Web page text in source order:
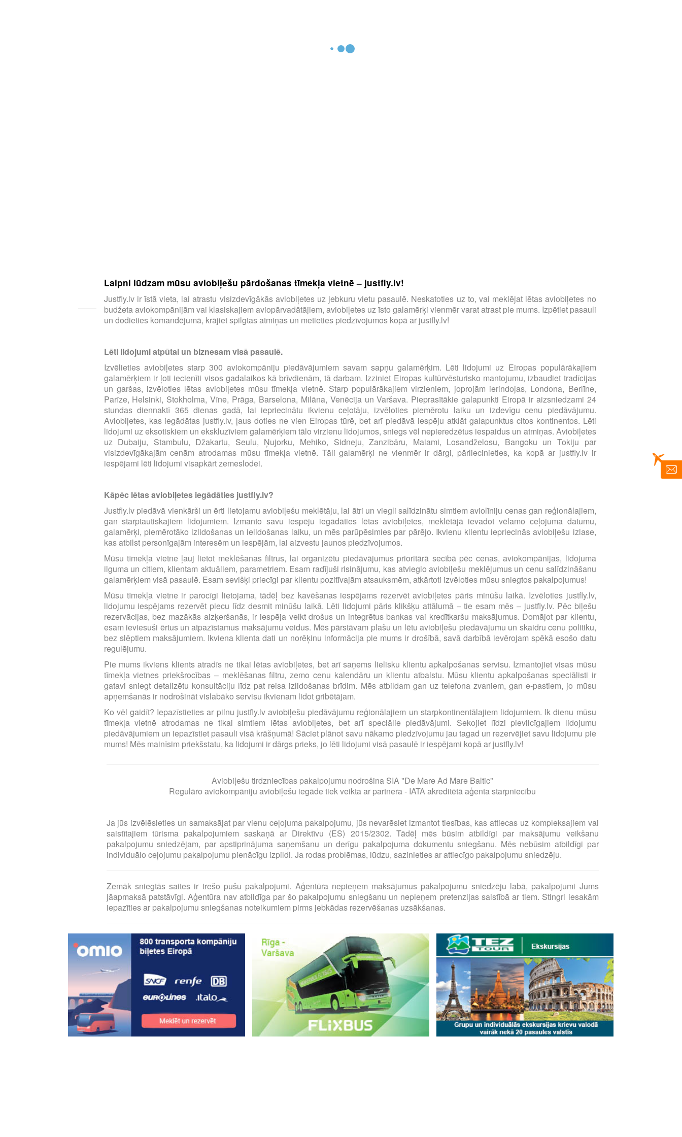
Laipni lūdzam mūsu aviobiļešu pārdošanas tīmekļa vietnē – justfly.lv!
Justfly.lv ir īstā vieta, lai atrastu visizdevīgākās aviobiļetes uz jebkuru vietu pasaulē. Neskatoties uz to, vai meklējat lētas aviobiļetes no
budžeta aviokompānijām vai klasiskajiem aviopārvadātājiem, aviobiļetes uz īsto galamērķi vienmēr varat atrast pie mums. Izpētiet pasauli
un dodieties komandējumā, krājiet spilgtas atmiņas un metieties piedzīvojumos kopā ar justfly.lv!
Lēti lidojumi atpūtai un biznesam visā pasaulē.
Izvēlieties aviobiļetes starp 300 aviokompāniju piedāvājumiem savam sapņu galamērķim. Lēti lidojumi uz Eiropas populārākajiem
galamērķiem ir ļoti iecienīti visos gadalaikos kā brīvdienām, tā darbam. Izziniet Eiropas kultūrvēsturisko mantojumu, izbaudiet tradīcijas
un garšas, izvēloties lētas aviobiļetes mūsu tīmekļa vietnē. Starp populārākajiem virzieniem, joprojām ierindojas, Londona, Berlīne,
Parīze, Helsinki, Stokholma, Vīne, Prāga, Barselona, Milāna, Venēcija un Varšava. Pieprasītākie galapunkti Eiropā ir aizsniedzami 24
stundas diennaktī 365 dienas gadā, lai iepriecinātu ikvienu ceļotāju, izvēloties piemērotu laiku un izdevīgu cenu piedāvājumu.
Aviobiļetes, kas iegādātas justfly.lv, ļaus doties ne vien Eiropas tūrē, bet arī piedāvā iespēju atklāt galapunktus citos kontinentos. Lēti
lidojumi uz eksotiskiem un ekskluzīviem galamērķiem tālo virzienu lidojumos, sniegs vēl nepieredzētus iespaidus un atmiņas. Aviobiļetes
uz Dubaiju, Stambulu, Džakartu, Seulu, Ņujorku, Mehiko, Sidneju, Zanzibāru, Maiami, Losandželosu, Bangoku un Tokiju par
visizdevīgākajām cenām atrodamas mūsu tīmekļa vietnē. Tāli galamērķi ne vienmēr ir dārgi, pārliecinieties, ka kopā ar justfly.lv ir
iespējami lēti lidojumi visapkārt zemeslodei.
Kāpēc lētas aviobiļetes iegādāties justfly.lv?
Justfly.lv piedāvā vienkārši un ērti lietojamu aviobiļešu meklētāju, lai ātri un viegli salīdzinātu simtiem aviolīniju cenas gan reģionālajiem,
gan starptautiskajiem lidojumiem. Izmanto savu iespēju iegādāties lētas aviobiļetes, meklētājā ievadot vēlamo ceļojuma datumu,
galamērķi, piemērotāko izlidošanas un ielidošanas laiku, un mēs parūpēsimies par pārējo. Ikvienu klientu iepriecinās aviobiļešu izlase,
kas atbilst personīgajām interesēm un iespējām, lai aizvestu jaunos piedzīvojumos.
Mūsu tīmekļa vietne ļauj lietot meklēšanas filtrus, lai organizētu piedāvājumus prioritārā secībā pēc cenas, aviokompānijas, lidojuma
ilguma un citiem, klientam aktuāliem, parametriem. Esam radījuši risinājumu, kas atvieglo aviobiļešu meklējumus un cenu salīdzināšanu
galamērķiem visā pasaulē. Esam sevišķi priecīgi par klientu pozitīvajām atsauksmēm, atkārtoti izvēloties mūsu sniegtos pakalpojumus!
Mūsu tīmekļa vietne ir parocīgi lietojama, tādēļ bez kavēšanas iespējams rezervēt aviobiļetes pāris minūšu laikā. Izvēloties justfly.lv,
lidojumu iespējams rezervēt piecu līdz desmit minūšu laikā. Lēti lidojumi pāris klikšķu attālumā – tie esam mēs – justfly.lv. Pēc biļešu
rezervācijas, bez mazākās aizķeršanās, ir iespēja veikt drošus un integrētus bankas vai kredītkaršu maksājumus. Domājot par klientu,
esam ieviesuši ērtus un atpazīstamus maksājumu veidus. Mēs pārstāvam plašu un lētu aviobiļešu piedāvājumu un skaidru cenu politiku,
bez slēptiem maksājumiem. Ikviena klienta dati un norēķinu informācija pie mums ir drošībā, savā darbībā ievērojam spēkā esošo datu
regulējumu.
Pie mums ikviens klients atradīs ne tikai lētas aviobiļetes, bet arī saņems lielisku klientu apkalpošanas servisu. Izmantojiet visas mūsu
tīmekļa vietnes priekšrocības – meklēšanas filtru, zemo cenu kalendāru un klientu atbalstu. Mūsu klientu apkalpošanas speciālisti ir
gatavi sniegt detalizētu konsultāciju līdz pat reisa izlidošanas brīdim. Mēs atbildam gan uz telefona zvaniem, gan e-pastiem, jo mūsu
apņemšanās ir nodrošināt vislabāko servisu ikvienam lidot gribētājam.
Ko vēl gaidīt? Iepazīstieties ar pilnu justfly.lv aviobiļešu piedāvājumu reģionālajiem un starpkontinentālajiem lidojumiem. Ik dienu mūsu
tīmekļa vietnē atrodamas ne tikai simtiem lētas aviobiļetes, bet arī speciālie piedāvājumi. Sekojiet līdzi pievilcīgajiem lidojumu
piedāvājumiem un iepazīstiet pasauli visā krāšņumā! Sāciet plānot savu nākamo piedzīvojumu jau tagad un rezervējiet savu lidojumu pie
mums! Mēs mainīsim priekšstatu, ka lidojumi ir dārgs prieks, jo lēti lidojumi visā pasaulē ir iespējami kopā ar justfly.lv!
Aviobiļešu tirdzniecības pakalpojumu nodrošina SIA "De Mare Ad Mare Baltic"
Regulāro aviokompāniju aviobiļešu iegāde tiek veikta ar partnera - IATA akreditētā aģenta starpniecību
Ja jūs izvēlēsieties un samaksājat par vienu ceļojuma pakalpojumu, jūs nevarēsiet izmantot tiesības, kas attiecas uz kompleksajiem vai
saistītajiem tūrisma pakalpojumiem saskaņā ar Direktīvu (ES) 2015/2302. Tādēļ mēs būsim atbildīgi par maksājumu veikšanu
pakalpojumu sniedzējam, par apstiprinājuma saņemšanu un derīgu pakalpojuma dokumentu sniegšanu. Mēs nebūsim atbildīgi par
individuālo ceļojumu pakalpojumu pienācīgu izpildi. Ja rodas problēmas, lūdzu, sazinieties ar attiecīgo pakalpojumu sniedzēju.
Zemāk sniegtās saites ir trešo pušu pakalpojumi. Aģentūra nepieņem maksājumus pakalpojumu sniedzēju labā, pakalpojumi Jums
jāapmaksā patstāvīgi. Aģentūra nav atbildīga par šo pakalpojumu sniegšanu un nepieņem pretenzijas saistībā ar tiem. Stingri iesakām
iepazīties ar pakalpojumu sniegšanas noteikumiem pirms jebkādas rezervēšanas uzsākšanas.